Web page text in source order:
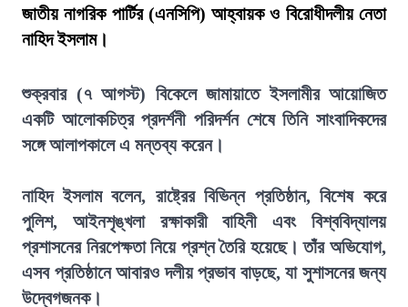
জাতীয় নাগরিক পার্টির (এনসিপি) আহ্বায়ক ও বিরোধীদলীয় নেতা
নাহিদ ইসলাম।
শুক্রবার (৭ আগস্ট) বিকেলে জামায়াতে ইসলামীর আয়োজিত
একটি আলোকচিত্র প্রদর্শনী পরিদর্শন শেষে তিনি সাংবাদিকদের
সঙ্গে আলাপকালে এ মন্তব্য করেন।
নাহিদ ইসলাম বলেন, রাষ্ট্রের বিভিন্ন প্রতিষ্ঠান, বিশেষ করে
পুলিশ, আইনশৃঙ্খলা রক্ষাকারী বাহিনী এবং বিশ্ববিদ্যালয়
প্রশাসনের নিরপেক্ষতা নিয়ে প্রশ্ন তৈরি হয়েছে। তাঁর অভিযোগ,
এসব প্রতিষ্ঠানে আবারও দলীয় প্রভাব বাড়ছে, যা সুশাসনের জন্য
উদ্বেগজনক।